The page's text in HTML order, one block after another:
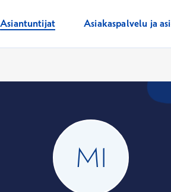
Asiantuntijat Asiakaspalvelu ja